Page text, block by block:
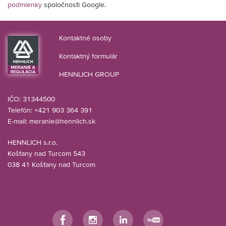
podmienky spoločnosťi Google.
Kontaktné osoby
Kontaktný formulár
HENNLICH GROUP
HENNLICH s.r.o.
Košťany nad Turcom 543
038 41 Košťany nad Turcom
IČO: 31344500
Telefón: +421 903 364 391
E-mail: meranie@hennlich.sk